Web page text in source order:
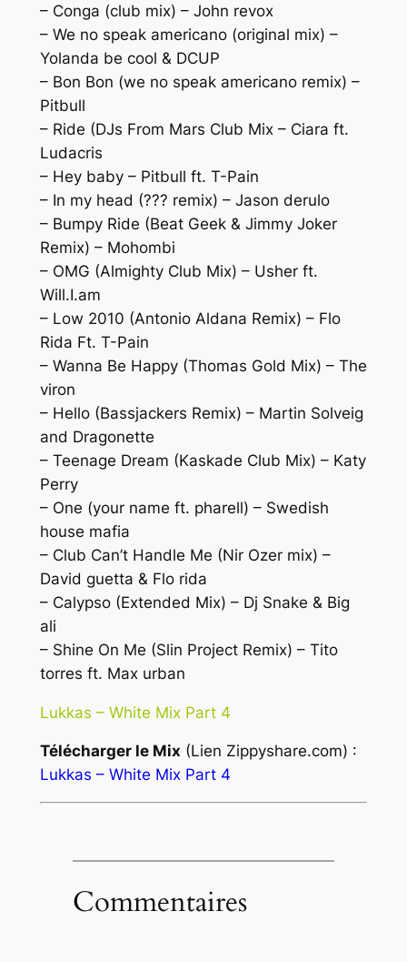
– Conga (club mix) – John revox
– We no speak americano (original mix) –
Yolanda be cool & DCUP
– Bon Bon (we no speak americano remix) –
Pitbull
– Ride (DJs From Mars Club Mix – Ciara ft.
Ludacris
– Hey baby – Pitbull ft. T-Pain
– In my head (??? remix) – Jason derulo
– Bumpy Ride (Beat Geek & Jimmy Joker
Remix) – Mohombi
– OMG (Almighty Club Mix) – Usher ft.
Will.I.am
– Low 2010 (Antonio Aldana Remix) – Flo
Rida Ft. T-Pain
– Wanna Be Happy (Thomas Gold Mix) – The
viron
– Hello (Bassjackers Remix) – Martin Solveig
and Dragonette
– Teenage Dream (Kaskade Club Mix) – Katy
Perry
– One (your name ft. pharell) – Swedish
house mafia
– Club Can’t Handle Me (Nir Ozer mix) –
David guetta & Flo rida
– Calypso (Extended Mix) – Dj Snake & Big
ali
– Shine On Me (Slin Project Remix) – Tito
torres ft. Max urban
Lukkas – White Mix Part 4
Télécharger le Mix (Lien Zippyshare.com) :
Lukkas – White Mix Part 4
Commentaires